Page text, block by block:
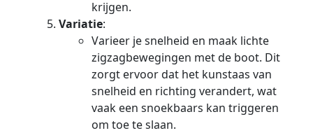
krijgen.
Variatie:
Varieer je snelheid en maak lichte
zigzagbewegingen met de boot. Dit
zorgt ervoor dat het kunstaas van
snelheid en richting verandert, wat
vaak een snoekbaars kan triggeren
om toe te slaan.